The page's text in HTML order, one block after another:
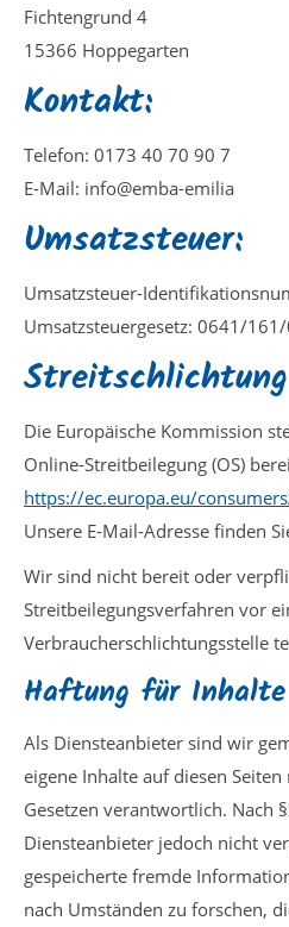
Fichtengrund 4
15366 Hoppegarten
Kontakt:
Telefon: 0173 40 70 90 7
E-Mail: info@emba-emilia
Umsatzsteuer:
Umsatzsteuer-
Umsatzsteuergesetz: 0641/
Streitschlichtung
Die Europäische Kommission
Online-Streitbeilegung (OS)
https://ec.europa.eu/
Unsere E-Mail-Adresse finden
Wir sind nicht bereit oder
Streitbeilegungsverfahren vor
Verbraucherschlichtungsstelle
Haftung für Inhalte
Als Diensteanbieter sind wir
eigene Inhalte auf diesen
Gesetzen verantwortlich. Nach
Diensteanbieter jedoch nicht
gespeicherte fremde
nach Umständen zu forschen,